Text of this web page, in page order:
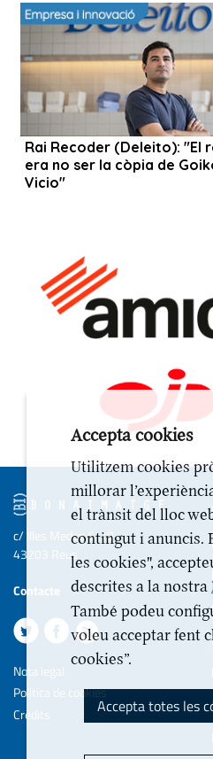
c/ Illes Medes 6-10
43203 Reus
Contacte
Nota legal
Politica de cookies
Crèdits
Accepta cookies
Utilitzem cookies
millorar
el trànsit del lloc
contingut i anuncis.
les cookies",
descrites a la nostra
També podeu
voleu acceptar fent
cookies”.
Accepta totes les